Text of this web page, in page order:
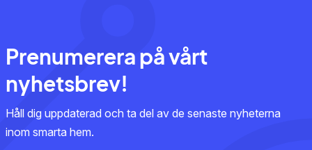
Prenumerera på vårt
nyhetsbrev!
Håll dig uppdaterad och ta del av de senaste nyheterna
inom smarta hem.